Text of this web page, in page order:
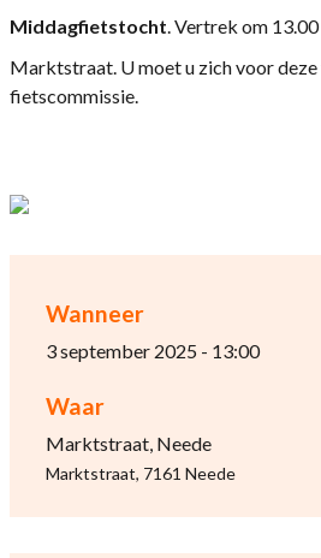
Wanneer
3 september 2025 - 13:00
Waar
Marktstraat, Neede
Marktstraat, 7161 Neede
Middagfietstocht. Vertrek om
Marktstraat. U moet u zich voor
fietscommissie.